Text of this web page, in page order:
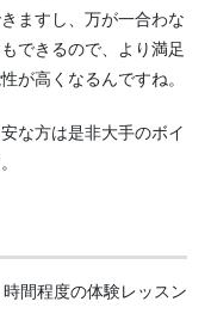
ますし、万が一合わな
できるので、より満足
が高くなるんですね。
な方は是非大手のボイ
間程度の体験レッスン